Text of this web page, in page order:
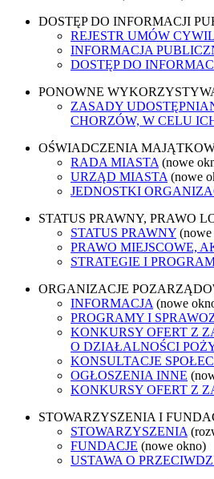
DOSTĘP DO INFORMACJI
REJESTR UMÓW
INFORMACJA
DOSTĘP DO
PONOWNE
ZASADY
CHORZÓW, W CELU
OŚWIADCZENIA
RADA MIASTA (nowe
URZĄD MIASTA (nowe
JEDNOSTKI
STATUS PRAWNY, PRAWO
STATUS PRAWNY
PRAWO MIEJSCOWE,
STRATEGIE I
ORGANIZACJE
INFORMACJA (nowe
PROGRAMY I
KONKURSY OFERT Z
O DZIAŁALNOŚCI
KONSULTACJE
OGŁOSZENIA INNE
KONKURSY OFERT Z
STOWARZYSZENIA I
STOWARZYSZENIA
FUNDACJE (nowe okno)
USTAWA O